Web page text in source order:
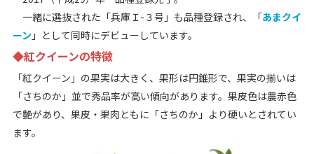
一緒に選抜された「兵庫Ｉ-３号」も品種登録され、「あまクイ
ーン 」として同時にデビューしています。
◆紅クイーンの特徴
「紅クイーン」の果実は大きく、果形は円錐形で、果実の揃いは
「さちのか」並で秀品率が高い傾向があります。果皮色は農赤色
で艶があり、果皮・果肉ともに「さちのか」より硬いとされてい
ます。